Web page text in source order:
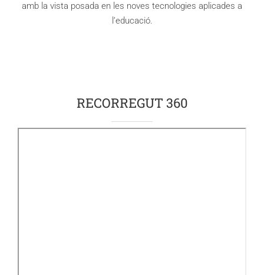
amb la vista posada en les noves tecnologies aplicades a
l’educació.
RECORREGUT 360